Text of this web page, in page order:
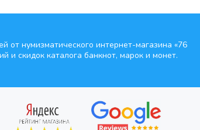
от нумизматического интернет-магазина «76
и скидок каталога банкнот, марок и монет.